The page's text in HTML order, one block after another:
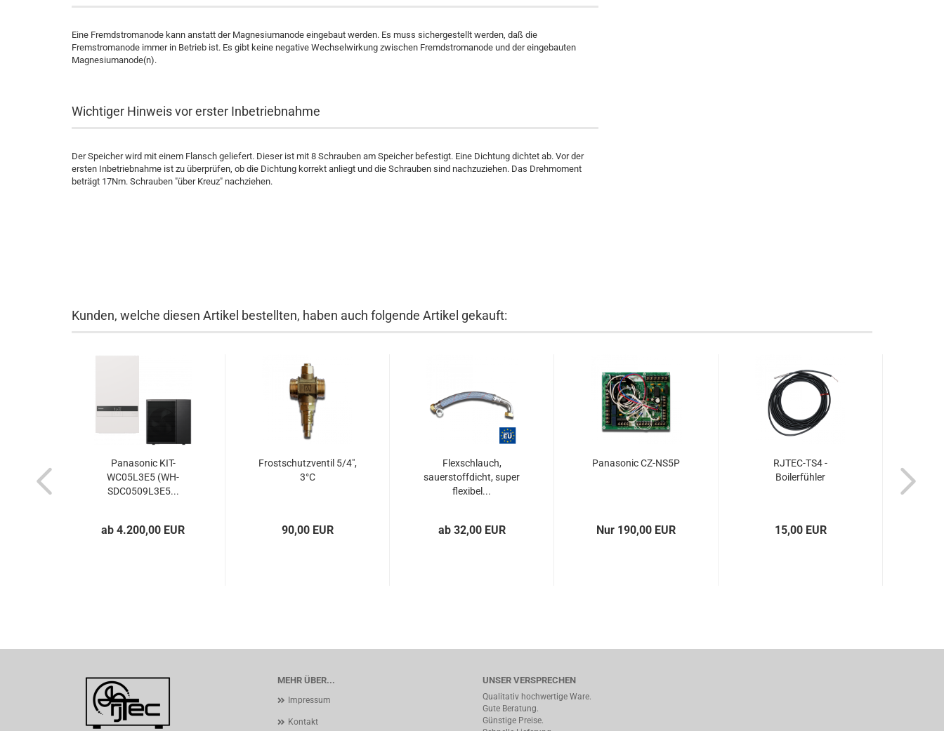
Eine Fremdstromanode kann anstatt der Magnesiumanode eingebaut werden. Es muss sichergestellt werden, daß die
Fremstromanode immer in Betrieb ist. Es gibt keine negative Wechselwirkung zwischen Fremdstromanode und der eingebauten
Magnesiumanode(n).
Wichtiger Hinweis vor erster Inbetriebnahme
Der Speicher wird mit einem Flansch geliefert. Dieser ist mit 8 Schrauben am Speicher befestigt. Eine Dichtung dichtet ab. Vor der
ersten Inbetriebnahme ist zu überprüfen, ob die Dichtung korrekt anliegt und die Schrauben sind nachzuziehen. Das Drehmoment
beträgt 17Nm. Schrauben "über Kreuz" nachziehen.
Kunden, welche diesen Artikel bestellten, haben auch folgende Artikel gekauft:
Panasonic KIT-
WC05L3E5 (WH-
SDC0509L3E5...
ab 4.200,00 EUR
Frostschutzventil 5/4",
3°C
90,00 EUR
Flexschlauch,
sauerstoffdicht, super
flexibel...
ab 32,00 EUR
Panasonic CZ-NS5P
Nur 190,00 EUR
RJTEC-TS4 -
Boilerfühler
15,00 EUR
MEHR ÜBER...
Impressum
Kontakt
UNSER VERSPRECHEN
Qualitativ hochwertige Ware.
Gute Beratung.
Günstige Preise.